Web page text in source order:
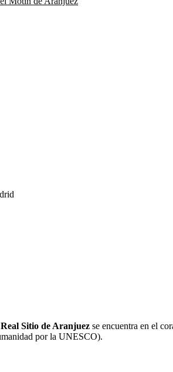
Sitio de Aranjuez se encuentra en el
por la UNESCO).